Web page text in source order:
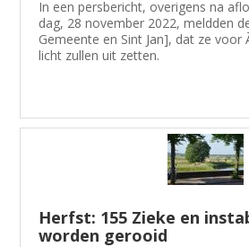
In een persbericht, overigens na
dag, 28 november 2022, meldden
Gemeente en Sint Jan], dat ze
licht zullen uit zetten.
Herfst: 155 Zieke en
worden gerooid